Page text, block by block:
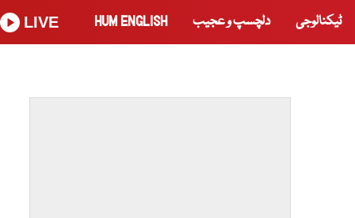
ٹیکنالوجی دلچسپ و عجیب HUM ENGLISH
LIVE